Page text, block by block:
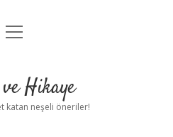
Uyarı
menüyü
Hikaye
katan neşeli öneriler!